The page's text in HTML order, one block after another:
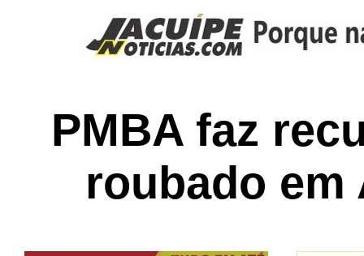
PMBA faz
roubado em